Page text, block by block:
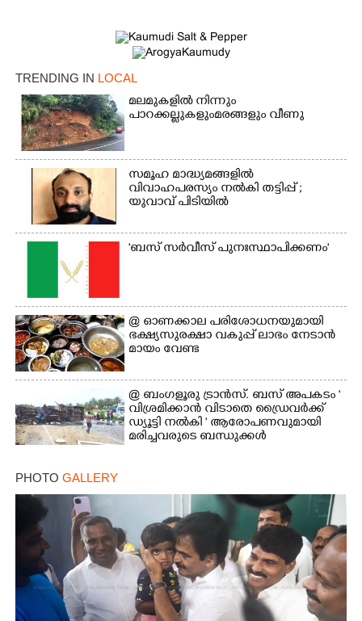
TRENDING IN LOCAL
മലമുകളിൽ നിന്നും
പാറക്കല്ലുകളുംമരങ്ങളും വീണു
സമൂഹ മാദ്ധ്യമങ്ങളിൽ
വിവാഹപരസ്യം നൽകി തട്ടിപ്പ് ;
യുവാവ് പിടിയിൽ
'ബസ് സർവീസ് പുനഃസ്ഥാപിക്കണം'
@​​​​​​​ ഓണക്കാല പരിശോധനയുമായി
ഭക്ഷ്യസുരക്ഷാ വകുപ്പ് ലാഭം നേടാൻ
മായം വേണ്ട
@ ബംഗളൂരു ട്രാൻസ്. ബസ് അപകടം '
വി​ശ്ര​മിക്കാൻ വിടാതെ ഡ്രൈ​വ​ർ​ക്ക്
ഡ്യൂട്ടി നൽകി ' ആരോപണവുമായി
മരിച്ചവരുടെ ബന്ധുക്കൾ
PHOTO GALLERY
Share this link